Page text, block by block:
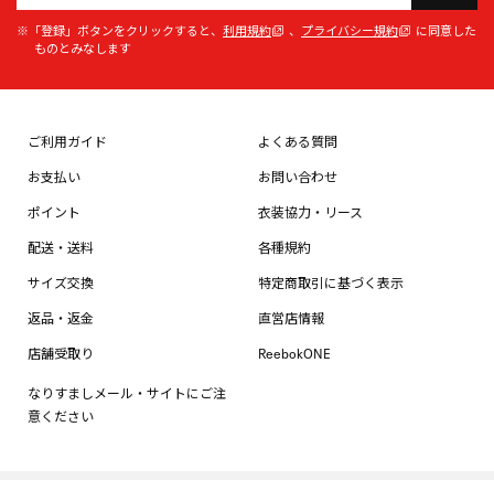
※「登録」ボタンをクリックすると、 利用規約 、 プライバシー規約
に同意した
ものとみなします
ご利用ガイド
お支払い
ポイント
配送・送料
サイズ交換
返品・返金
店舗受取り
なりすましメール・サイトにご注
意ください
よくある質問
お問い合わせ
衣装協力・リース
各種規約
特定商取引に基づく表示
直営店情報
ReebokONE